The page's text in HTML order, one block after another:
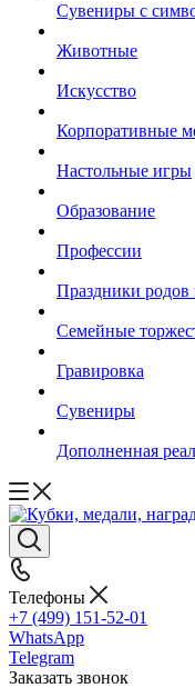
Сувениры с
Животные
Искусство
Корпоративные
Настольные игры
Образование
Профессии
Праздники родов
Семейные
Гравировка
Сувениры
Дополненная
Телефоны
+7 (499) 151-52-01
WhatsApp
Telegram
Заказать звонок